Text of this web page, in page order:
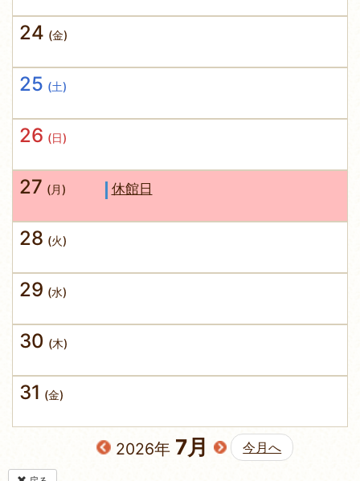
24 (金)
25 (土)
26 (日)
27 (月) 休館日
28 (火)
29 (水)
30 (木)
31 (金)
2026年 7月 今月へ